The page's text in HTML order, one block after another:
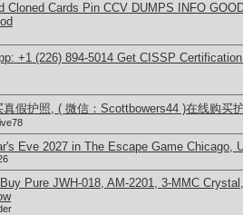
Cloned Cards Pin CCV DUMPS INFO
+1 (226) 894-5014​ Get CISSP
真假护照, ( 微信：Scottbowers44 )在线购买
Eve 2027 in The Escape Game Chicago,
Pure JWH-018, AM-2201, 3-MMC